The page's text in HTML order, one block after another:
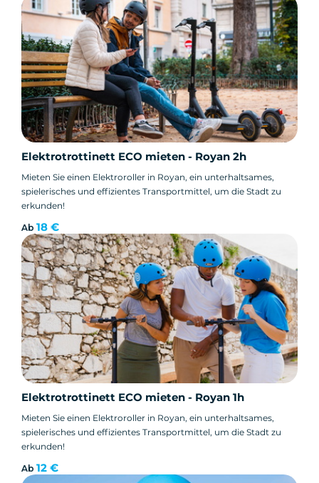
Elektrotrottinett ECO mieten - Royan 2h
Mieten Sie einen Elektroroller in Royan, ein unterhaltsames,
spielerisches und effizientes Transportmittel, um die Stadt zu
erkunden!
Ab 18 €
Elektrotrottinett ECO mieten - Royan 1h
Mieten Sie einen Elektroroller in Royan, ein unterhaltsames,
spielerisches und effizientes Transportmittel, um die Stadt zu
erkunden!
Ab 12 €